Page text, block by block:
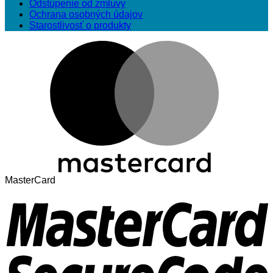
Odstúpenie od zmluvy
Ochrana osobných údajov
Starostlivosť o produkty
MasterCard